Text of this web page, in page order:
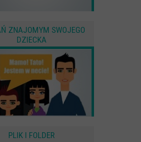
ZNAJOMYM SWOJEGO
DZIECKA
PLIK I FOLDER